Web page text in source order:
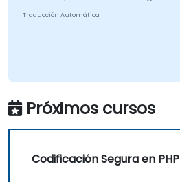
Traducción Automática
Próximos cursos
Codificación Segura en PHP